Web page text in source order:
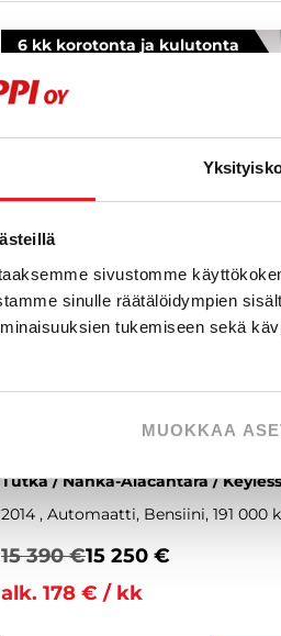
sivustomme
sinulle räätälöidympien
tukemiseen sekä
MUOKKAA
6 kk korotonta ja kulutonta
Skoda Octavia
kulutonta maksuaikaa! - Tyylikäs
Tutka / Nahka-Alacantara /
2014 , Automaatti, Bensiini, 191 000
15 390 €15 250 €
alk. 178 € / kk